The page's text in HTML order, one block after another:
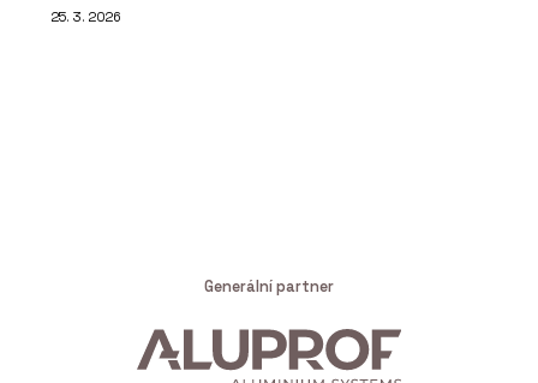
25. 3. 2026
Generální partner